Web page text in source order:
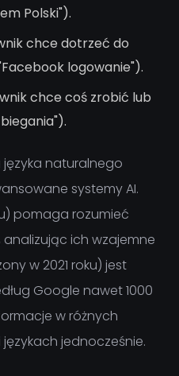
Polski").
chce dotrzeć do
logowanie").
chce coś zrobić lub
języka naturalnego
systemy AI.
pomaga rozumieć
analizując ich wzajemne
w 2021 roku) jest
Google nawet 1000
w różnych
jednocześnie.